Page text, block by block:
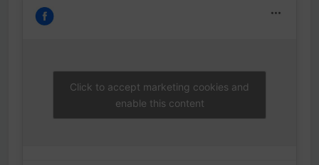
Click to accept marketing cookies and
enable this content